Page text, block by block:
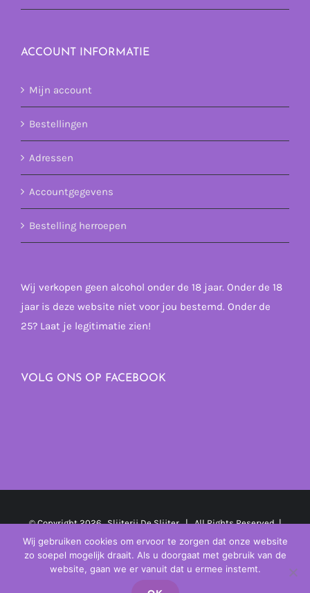
ACCOUNT INFORMATIE
Mijn account
Bestellingen
Adressen
Accountgegevens
Bestelling herroepen
Wij verkopen geen alcohol onder de 18 jaar. Onder de 18
jaar is deze website niet voor jou bestemd. Onder de
25? Laat je legitimatie zien!
VOLG ONS OP FACEBOOK
© Copyright2026 Slijterij De Slijter | All Rights Reserved |
Powered by MplusKASSA Woocommerce& WooCommerce
Kassasysteem
Wij gebruiken cookies om ervoor te zorgen dat onze website
zo soepel mogelijk draait. Als u doorgaat met gebruik van de
website, gaan we er vanuit dat u ermee instemt.